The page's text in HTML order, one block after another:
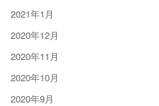
2021年1月
2020年12月
2020年11月
2020年10月
2020年9月